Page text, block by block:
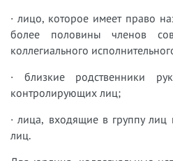
· лицо, которое имеет право
более половины членов
коллегиального
· близкие родственники
контролирующих лиц;
· лица, входящие в группу
лиц.